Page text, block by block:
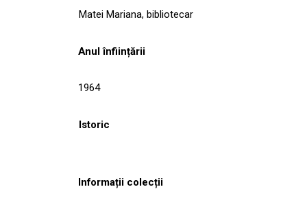
Matei Mariana, bibliotecar
Anul înființării
1964
Istoric
Informații colecții